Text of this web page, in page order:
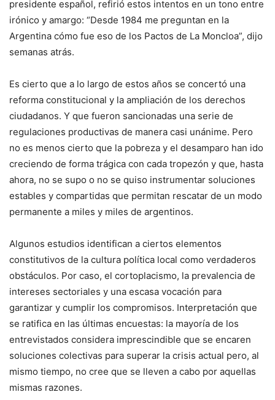
presidente español, refirió estos intentos en un tono entre
irónico y amargo: “Desde 1984 me preguntan en la
Argentina cómo fue eso de los Pactos de La Moncloa”, dijo
semanas atrás.
Es cierto que a lo largo de estos años se concertó una
reforma constitucional y la ampliación de los derechos
ciudadanos. Y que fueron sancionadas una serie de
regulaciones productivas de manera casi unánime. Pero
no es menos cierto que la pobreza y el desamparo han ido
creciendo de forma trágica con cada tropezón y que, hasta
ahora, no se supo o no se quiso instrumentar soluciones
estables y compartidas que permitan rescatar de un modo
permanente a miles y miles de argentinos.
Algunos estudios identifican a ciertos elementos
constitutivos de la cultura política local como verdaderos
obstáculos. Por caso, el cortoplacismo, la prevalencia de
intereses sectoriales y una escasa vocación para
garantizar y cumplir los compromisos. Interpretación que
se ratifica en las últimas encuestas: la mayoría de los
entrevistados considera imprescindible que se encaren
soluciones colectivas para superar la crisis actual pero, al
mismo tiempo, no cree que se lleven a cabo por aquellas
mismas razones.